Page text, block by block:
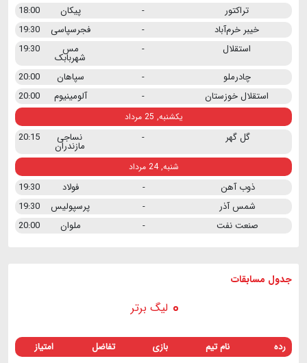
تراکتور - پیکان
18:00
خیبر خرم‌آباد
- فجرسپاسی
19:30
استقلال
- مس
شهربابک
19:30
چادرملو
- سپاهان
20:00
استقلال خوزستان
- آلومینیوم 20:00
یکشنبه, 25 مرداد
گل گهر - نساجی
مازندران
20:15
شنبه, 24 مرداد
ذوب آهن - فولاد
19:30
شمس آذر
- پرسپولیس
19:30
صنعت نفت
- ملوان 20:00
جدول مسابقات
لیگ برتر
رده نام تیم بازی تفاضل امتیاز